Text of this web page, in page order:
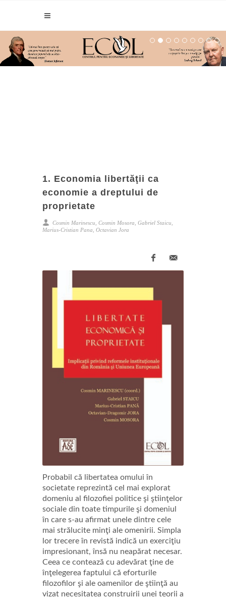
1. Economia libertăţii ca
economie a dreptului de
proprietate
Cosmin Marinescu, Cosmin Mosora, Gabriel Staicu,
Marius-Cristian Pana, Octavian Jora
Probabil că libertatea omului în
societate reprezintă cel mai explorat
domeniu al filozofiei politice şi ştiinţelor
sociale din toate timpurile şi domeniul
în care s-au afirmat unele dintre cele
mai strălucite minţi ale omenirii. Simpla
lor trecere în revistă indică un exerciţiu
impresionant, însă nu neapărat necesar.
Ceea ce contează cu adevărat ţine de
înţelegerea faptului că eforturile
filozofilor şi ale oamenilor de ştiinţă au
vizat necesitatea construirii unei teorii a